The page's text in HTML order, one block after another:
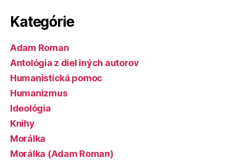
Kategórie
Adam Roman
Antológia z diel iných autorov
Humanistická pomoc
Humanizmus
Ideológia
Knihy
Morálka
Morálka (Adam Roman)